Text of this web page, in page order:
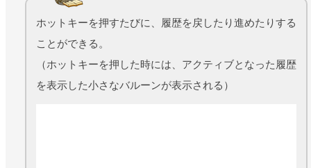
ホットキーを押すたびに、履歴を戻したり進めたりする
ことができる。
（ホットキーを押した時には、アクティブとなった履歴
を表示した小さなバルーンが表示される）